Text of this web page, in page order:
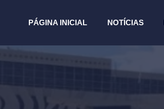
PÁGINA INICIAL NOTÍCIAS